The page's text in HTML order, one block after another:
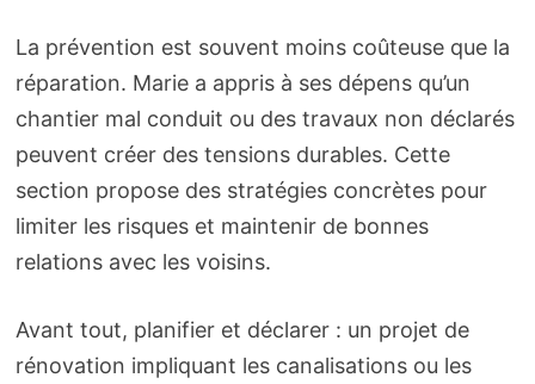
La prévention est souvent moins coûteuse que la
réparation. Marie a appris à ses dépens qu’un
chantier mal conduit ou des travaux non déclarés
peuvent créer des tensions durables. Cette
section propose des stratégies concrètes pour
limiter les risques et maintenir de bonnes
relations avec les voisins.
Avant tout, planifier et déclarer : un projet de
rénovation impliquant les canalisations ou les